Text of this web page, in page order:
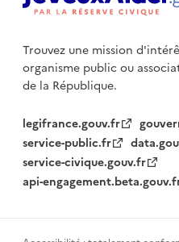
Trouvez une mission
organisme publicou
de la République.
legifrance.gouv.fr
service-public.fr
service-civique.gouv.fr
api-